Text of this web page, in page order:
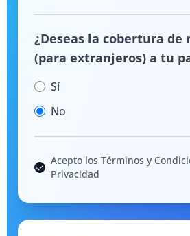
¿Deseas la cobertura
(para extranjeros) a tu
Sí
No
Acepto los Términos y
Privacidad